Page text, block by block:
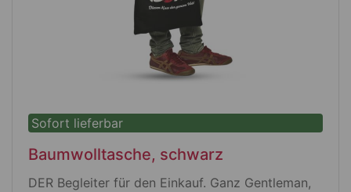
Sofort lieferbar
Baumwolltasche, schwarz
DER Begleiter für den Einkauf. Ganz Gentleman,